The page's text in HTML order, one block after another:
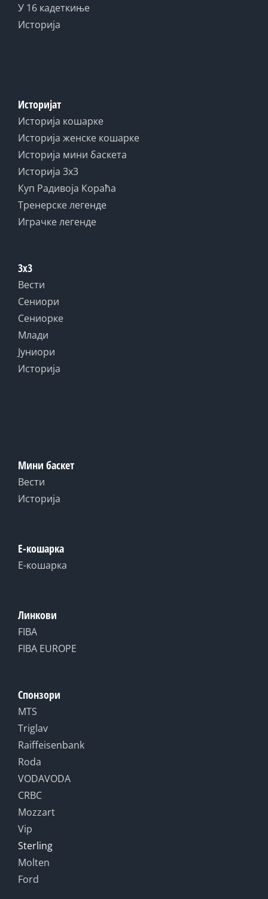
У 16 кадеткиње
Историја
Историјат
Историја кошарке
Историја женске кошарке
Историја мини баскета
Историја 3x3
Куп Радивоја Кораћа
Тренерске легенде
Играчке легенде
3x3
Вести
Сениори
Сениорке
Млади
Јуниори
Историја
Мини баскет
Вести
Историја
Е-кошарка
Е-кошарка
Линкови
FIBA
FIBA EUROPE
Спонзори
MTS
Triglav
Raiffeisenbank
Roda
VODAVODA
CRBC
Mozzart
Vip
Sterling
Molten
Ford